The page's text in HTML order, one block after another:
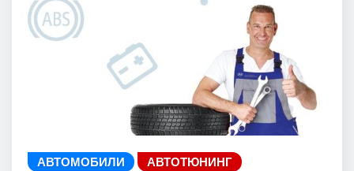
АВТОМОБИЛИ АВТОТЮНИНГ